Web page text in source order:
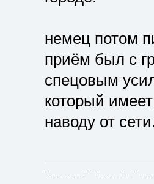
немец потом
приём был с
спецовым
который
наводу от
--_ _ _ _ _ _ -- --_ _ _-_ _-- _ _